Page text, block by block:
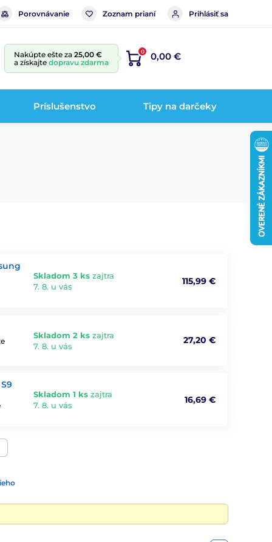
Porovnávanie Zoznam prianí Prihlásiť sa
Nakúpte ešte za 25,00 €
a získajte dopravu zdarma
0 0,00 €
Príslušenstvo Tipy na darčeky
Skladom 3 ks zajtra
7. 8. u vás
115,99 €
Skladom 2 ks zajtra
7. 8. u vás
27,20 €
Skladom 1 ks zajtra
7. 8. u vás
16,69 €